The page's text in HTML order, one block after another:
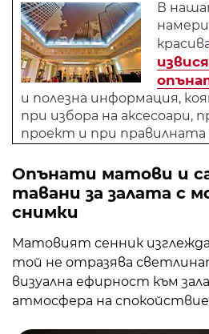
В
и полезна информация,
при избора на аксесоари,
проект и при правилната
Опънати матови и
тавани за залата с
снимки
Матовият сенник изглежда
той не отразява
визуална ефирност към
атмосфера на